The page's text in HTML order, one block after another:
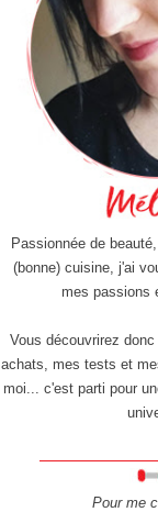
Passionnée de
(bonne) cuisine, j'ai
mes passions
Vous découvrirez
achats, mes tests et
moi... c'est parti pour
Pour me